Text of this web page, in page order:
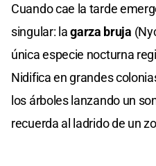
Cuando cae la tarde
singular: lagarza bruja
única especie nocturna
Nidifica en grandes
los árboles lanzando un
recuerda al ladrido de un